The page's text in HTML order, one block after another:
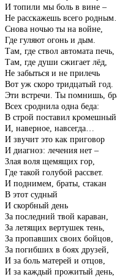
И топили мы боль в вине –
Не расскажешь всего
Снова ночью ты на войне,
Где гуляют огонь и дым.
Там, где ствол автомата печь,
Там, где души сжигает лёд,
Не забыться и не прилечь
Вот уж скоро тридцатый год.
Эти встречи. Ты помнишь,
Всех сроднила одна беда:
В строй поставил
И, наверное, навсегда…
И звучит это как приговор
И диагноз: лечения нет –
Злая воля щемящих гор,
Где такой голубой рассвет.
И поднимем, браты, стакан
В этот судный
И скорбный день
За последний твой караван,
За летящих вертушек тень,
За пропавших своих бойцов,
За погибших в боях друзей,
И за боль матерей и отцов,
И за каждый прожитый день,